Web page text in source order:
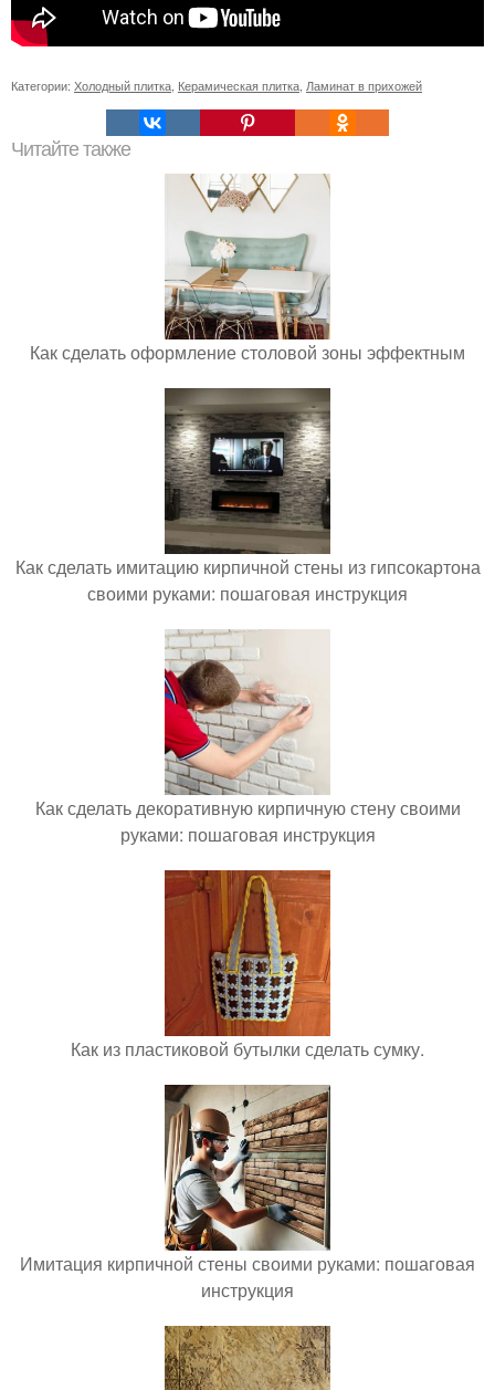
Категории: Холодный плитка, Керамическая плитка, Ламинат в прихожей
Читайте также
Как сделать оформление столовой зоны эффектным
Как сделать имитацию кирпичной стены из гипсокартона
своими руками: пошаговая инструкция
Как сделать декоративную кирпичную стену своими
руками: пошаговая инструкция
Как из пластиковой бутылки сделать сумку.
Имитация кирпичной стены своими руками: пошаговая
инструкция